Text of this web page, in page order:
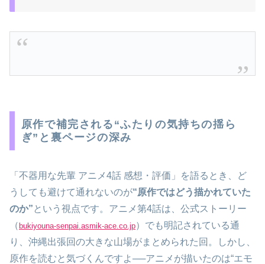
原作で補完される“ふたりの気持ちの揺ら
ぎ”と裏ページの深み
「不器用な先輩 アニメ4話 感想・評価」を語るとき、ど
うしても避けて通れないのが“原作ではどう描かれていた
のか” という視点です。アニメ第4話は、公式ストーリー
（ bukiyouna-senpai.asmik-ace.co.jp）でも明記されている通
り、沖縄出張回の大きな山場がまとめられた回。しかし、
原作を読むと気づくんですよ──アニメが描いたのは“エモ